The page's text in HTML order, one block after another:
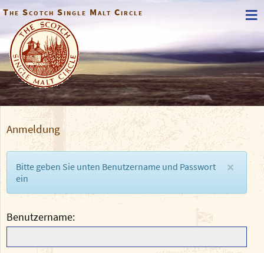
≡
The Scotch Single Malt Circle
Anmeldung
×
Bitte geben Sie unten Benutzername und Passwort
ein
Benutzername